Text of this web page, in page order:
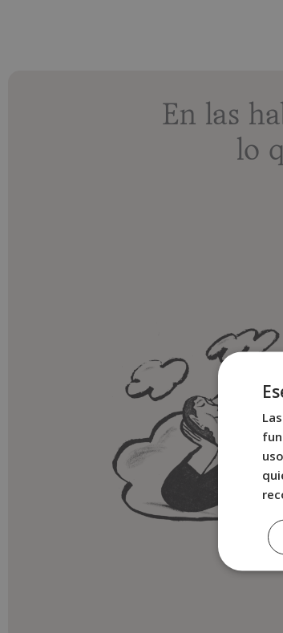
En las
lo